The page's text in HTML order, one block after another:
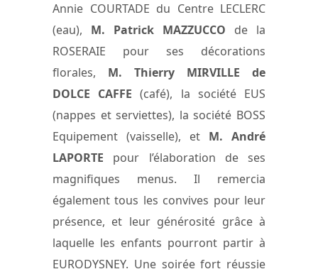
Annie COURTADE du Centre LECLERC
(eau), M. Patrick MAZZUCCO de la
ROSERAIE pour ses décorations
florales, M. Thierry MIRVILLE de
DOLCE CAFFE (café), la société EUS
(nappes et serviettes), la société BOSS
Equipement (vaisselle), et M. André
LAPORTE pour l’élaboration de ses
magnifiques menus. Il remercia
également tous les convives pour leur
présence, et leur générosité grâce à
laquelle les enfants pourront partir à
EURODYSNEY. Une soirée fort réussie